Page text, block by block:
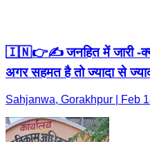
🇮🇳👉✍️ जनहित में जारी -
अगर सहमत है तो ज्यादा से
Sahjanwa, Gorakhpur | Feb